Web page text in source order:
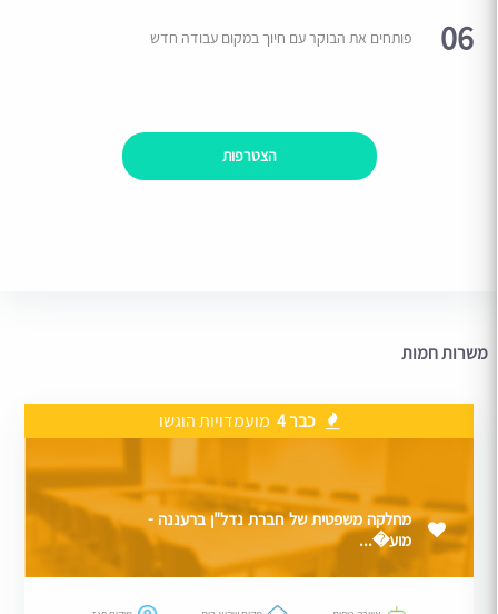
06 פותחים את הבוקר עם חיוך במקום עבודה חדש
הצטרפות
משרות חמות
כבר 4 מועמדויות הוגשו
מחלקה משפטית של חברת נדל"ן ברעננה -
מוע�...